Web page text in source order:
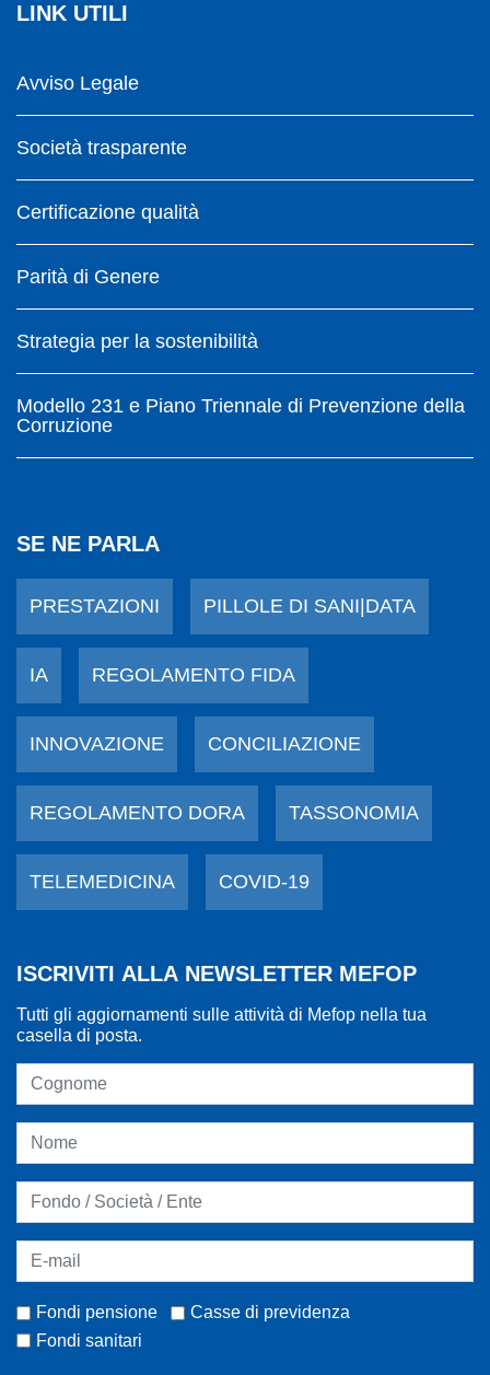
LINK UTILI
Avviso Legale
Società trasparente
Certificazione qualità
Parità di Genere
Strategia per la sostenibilità
Modello 231 e Piano Triennale di Prevenzione della
Corruzione
SE NE PARLA
PRESTAZIONI PILLOLE DI SANI|DATA
IA REGOLAMENTO FIDA
INNOVAZIONE CONCILIAZIONE
REGOLAMENTO DORA TASSONOMIA
TELEMEDICINA COVID-19
ISCRIVITI ALLA NEWSLETTER MEFOP
Tutti gli aggiornamenti sulle attività di Mefop nella tua
casella di posta.
Fondi pensione
Casse di previdenza
Fondi sanitari